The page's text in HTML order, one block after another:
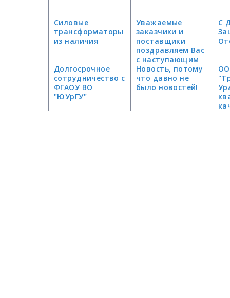
Силовые
трансформаторы
из наличия
Уважаемые
заказчики и
поставщики
поздравляем Вас
с наступающим
Новым Годом!
С
Долгосрочное
сотрудничество с
ФГАОУ ВО
"ЮУрГУ"
Новость, потому
что давно не
было новостей!